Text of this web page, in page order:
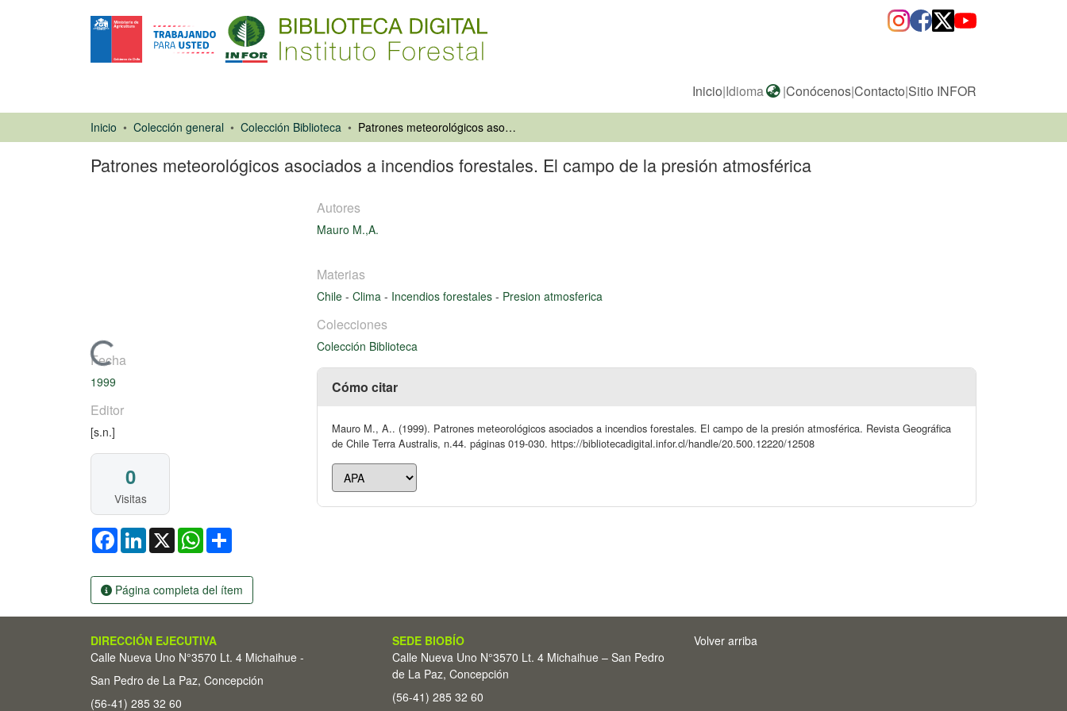
Inicio|Idioma |Conócenos|Contacto|Sitio INFOR
Inicio Colección general Colección Biblioteca Patrones meteorológicos asociados a incendios forestales. El campo de la presión atmosférica
Patrones meteorológicos asociados a incendios forestales. El campo de la presión atmosférica
Cargando...
Fecha
1999
Editor
[s.n.]
0
Visitas
FacebookLinkedIn
X WhatsApp
Página completa del ítem
Autores
Mauro M.,A.
Materias
Chile - Clima - Incendios forestales - Presion atmosferica
Colecciones
Colección Biblioteca
Cómo citar
Mauro M., A.. (1999). Patrones meteorológicos asociados a incendios forestales. El campo de la presión atmosférica. Revista Geográfica
de Chile Terra Australis, n.44. páginas 019-030. https://bibliotecadigital.infor.cl/handle/20.500.12220/12508
DIRECCIÓN EJECUTIVA
Calle Nueva Uno N°3570 Lt. 4 Michaihue -
San Pedro de La Paz, Concepción
(56-41) 285 32 60
SEDE BIOBÍO
Calle Nueva Uno N°3570 Lt. 4 Michaihue – San Pedro
de La Paz, Concepción
(56-41) 285 32 60
Volver arriba